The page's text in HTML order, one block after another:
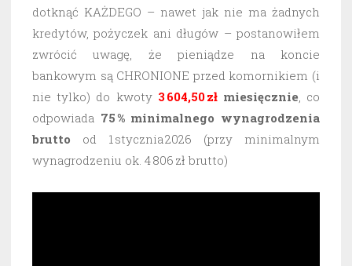
dotknąć KAŻDEGO – nawet jak nie ma żadnych
kredytów, pożyczek ani długów – postanowiłem
zwrócić uwagę, że pieniądze na koncie
bankowym są CHRONIONE przed komornikiem (i
nie tylko) do kwoty 3 604,50 złmiesięcznie, co
odpowiada 75 % minimalnego wynagrodzenia
brutto od 1 stycznia 2026 (przy minimalnym
wynagrodzeniu ok. 4 806 zł brutto)